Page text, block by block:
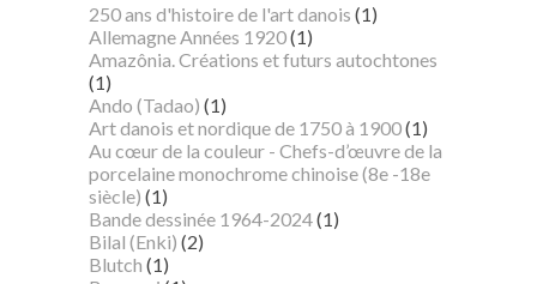
250 ans d'histoire de l'art danois (1)
Allemagne Années 1920(1)
Amazônia. Créations et futurs autochtones
(1)
Ando (Tadao) (1)
Art danois et nordique de 1750 à 1900(1)
Au cœur de la couleur - Chefs-d’œuvre de la
porcelaine monochrome chinoise (8e -18e
siècle) (1)
Bande dessinée 1964-2024(1)
Bilal (Enki) (2)
Blutch (1)